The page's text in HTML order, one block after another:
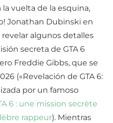
vuelta de la esquina,
Jonathan Dubinski en
revelar algunos detalles
secreta de GTA 6
Freddie Gibbs, que se
(«Revelación de GTA 6:
por un famoso
6 : une mission secrète
rappeur). Mientras